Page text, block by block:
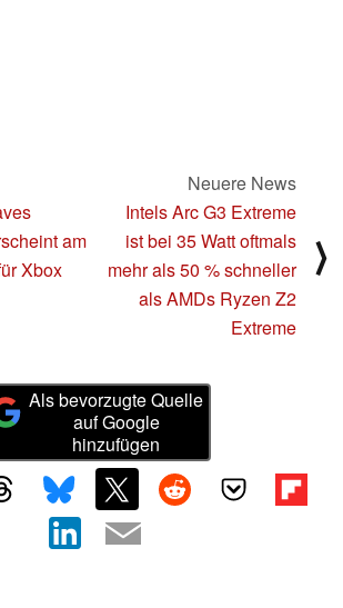
am
Xbox
Neuere News
Intels Arc G3 Extreme
ist bei 35 Watt oftmals
mehr als 50 % schneller
als AMDs Ryzen Z2
Extreme
⟩
Als bevorzugte Quelle
auf Google
hinzufügen